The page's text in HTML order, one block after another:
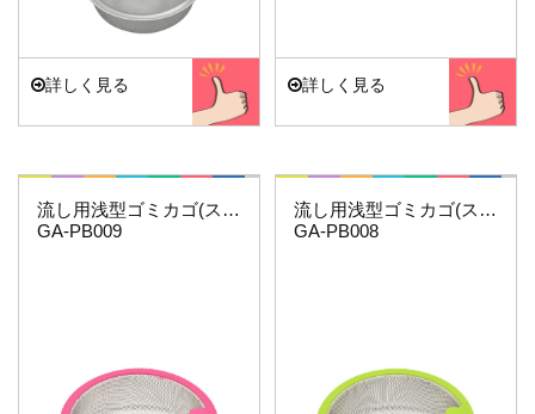
詳しく見る 詳しく見る
流し用浅型ゴミカゴ(ステンレス)
GA-PB009
流し用浅型ゴミカゴ(ステンレス)
GA-PB008